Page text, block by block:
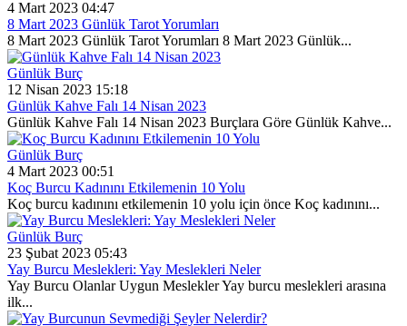
4 Mart 2023 04:47
8 Mart 2023 Günlük Tarot Yorumları
8 Mart 2023 Günlük Tarot Yorumları 8 Mart 2023 Günlük...
Günlük Burç
12 Nisan 2023 15:18
Günlük Kahve Falı 14 Nisan 2023
Günlük Kahve Falı 14 Nisan 2023 Burçlara Göre Günlük Kahve...
Günlük Burç
4 Mart 2023 00:51
Koç Burcu Kadınını Etkilemenin 10 Yolu
Koç burcu kadınını etkilemenin 10 yolu için önce Koç kadınını...
Günlük Burç
23 Şubat 2023 05:43
Yay Burcu Meslekleri: Yay Meslekleri Neler
Yay Burcu Olanlar Uygun Meslekler Yay burcu meslekleri arasına
ilk...